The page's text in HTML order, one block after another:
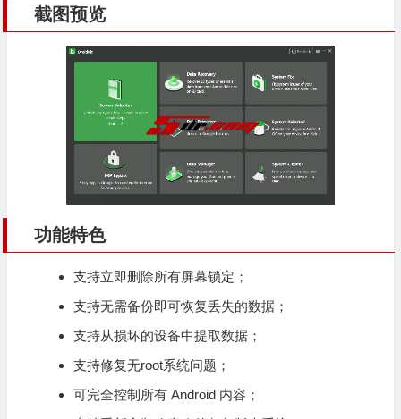
截图预览
功能特色
支持立即删除所有屏幕锁定；
支持无需备份即可恢复丢失的数据；
支持从损坏的设备中提取数据；
支持修复无root系统问题；
可完全控制所有 Android 内容；